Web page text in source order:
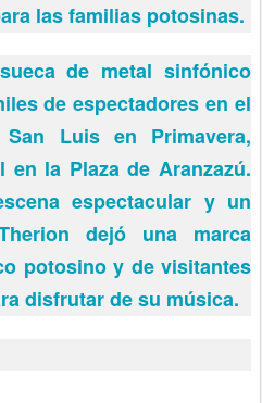
las familias potosinas.
de metal sinfónico
de espectadores en el
San Luis en Primavera,
la Plaza de Aranzazú.
espectacular y un
dejó una marca
potosino y de visitantes
disfrutar de su música.